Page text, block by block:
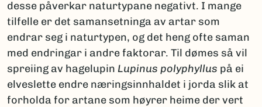
desse påverkar naturtypane negativt. I mange
tilfelle er det samansetninga av artar som
endrar seg i naturtypen, og det heng ofte saman
med endringar i andre faktorar. Til dømes så vil
spreiing av hagelupin Lupinus polyphyllus på ei
elveslette endre næringsinnhaldet i jorda slik at
forholda for artane som høyrer heime der vert